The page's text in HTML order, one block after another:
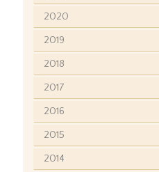
2020
2019
2018
2017
2016
2015
2014